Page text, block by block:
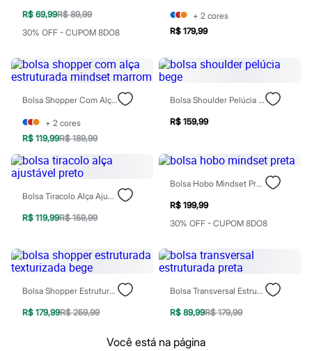
Novidades
Feminino
Chinelos
Pantufas
Rasteirinhas
Sapatilhas
Sapatos
Scarpin
Tamancos
Tênis
Masculino
Chinelos
Sandálias
Sapatênis
Sapatos
Babuche
Botas
Pantufas
Sandálias
Sapatilhas
R$ 69,99R$ 89,99
30% OFF - CUPOM 8DO8
+ 2 cores
R$ 179,99
Bolsa Shopper Com Alça Estruturada Mindset Marrom
+ 2 cores
R$ 119,99R$ 189,99
Bolsa Shoulder Pelúcia Bege
R$ 159,99
Bolsa Tiracolo Alça Ajustável Preto
R$ 119,99R$ 159,99
Bolsa Hobo Mindset Preta
R$ 199,99
30% OFF - CUPOM 8DO8
Bolsa Shopper Estruturada Texturizada Bege
R$ 179,99R$ 259,99
Bolsa Transversal Estruturada Preta
R$ 89,99R$ 179,99
Você está na página